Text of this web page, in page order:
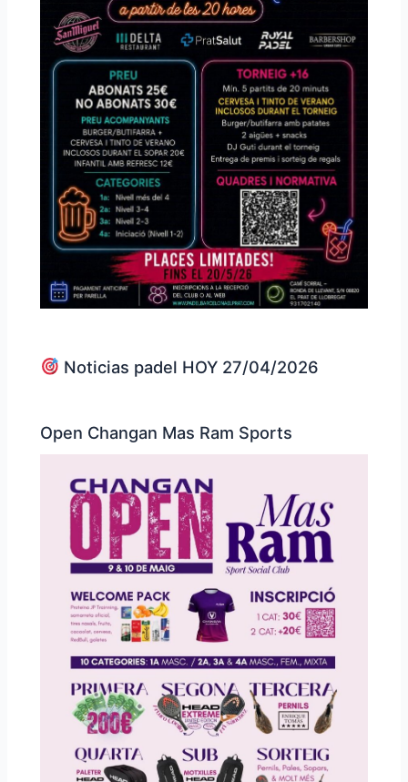
Noticias padel HOY 27/04/2026
Open Changan Mas Ram Sports